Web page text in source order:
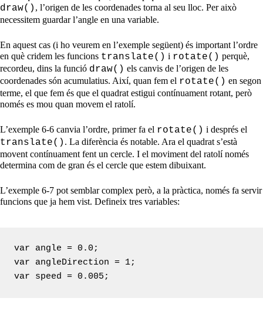
draw() , l’origen de les coordenades torna al seu lloc. Per això
necessitem guardar l’angle en una variable.
En aquest cas (i ho veurem en l’exemple següent) és important l’ordre
en què cridem les funcions translate() i rotate() perquè,
recordeu, dins la funció draw() els canvis de l’origen de les
coordenades són acumulatius. Així, quan fem el rotate() en segon
terme, el que fem és que el quadrat estigui contínuament rotant, però
només es mou quan movem el ratolí.
L’exemple 6-6 canvia l’ordre, primer fa el rotate() i després el
translate() . La diferència és notable. Ara el quadrat s’està
movent contínuament fent un cercle. I el moviment del ratolí només
determina com de gran és el cercle que estem dibuixant.
L’exemple 6-7 pot semblar complex però, a la pràctica, només fa servir
funcions que ja hem vist. Defineix tres variables:
var angle = 0.0;
var angleDirection = 1;
var speed = 0.005;